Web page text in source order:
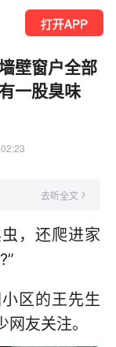
打开APP
壁窗户全部
一股臭味
02:23
去听全文
，还爬进家
区的王先生
友关注。